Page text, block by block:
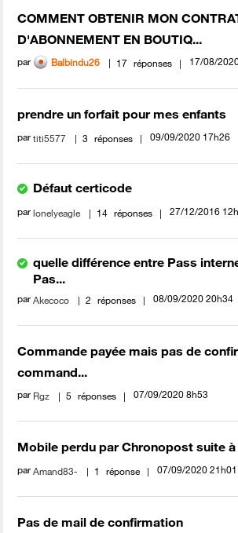
COMMENT OBTENIR MON
D'ABONNEMENT EN BOUTIQ...
par Balbindu26 17 réponses ‎17/08/
prendre un forfait pour mes enfants
partiti5577 3 réponses ‎09/09/2020 17h26
Défaut certicode
parlonelyeagle 14 réponses ‎27/12/2016
quelle différence entre Pass
Pas...
parAkecoco 2 réponses ‎08/09/2020 20h34
Commande payée mais pas de
command...
par Rgz 5 réponses ‎07/09/2020 8h53
Mobile perdu par Chronopost suite à
parAmand83- 1 réponse ‎07/09/2020 21h01
Pas de mail de confirmation